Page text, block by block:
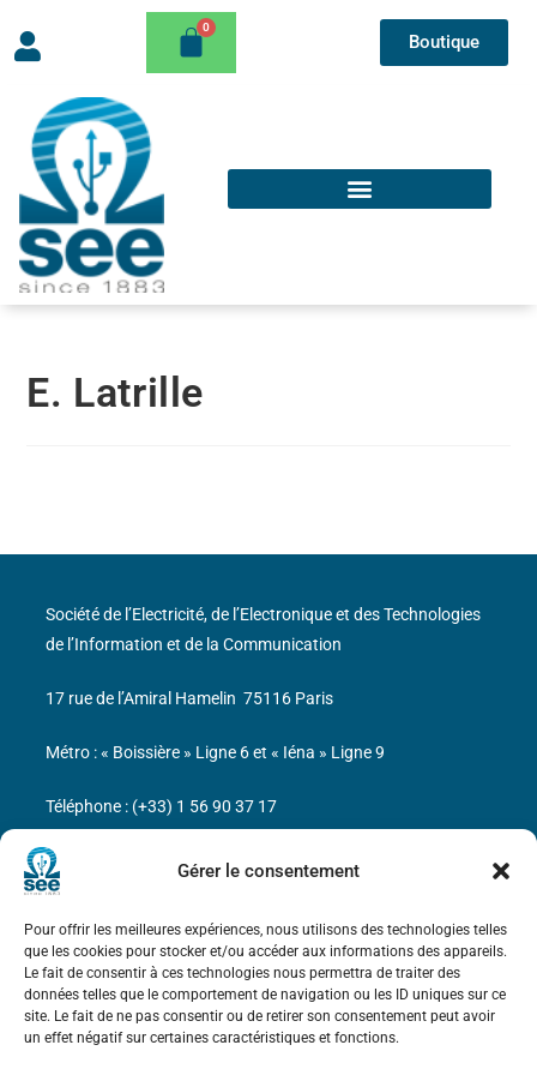
Gérer le consentement
Pour offrir les meilleures expériences, nous utilisons des technologies telles
que les cookies pour stocker et/ou accéder aux informations des appareils.
Le fait de consentir à ces technologies nous permettra de traiter des
données telles que le comportement de navigation ou les ID uniques sur ce
site. Le fait de ne pas consentir ou de retirer son consentement peut avoir
un effet négatif sur certaines caractéristiques et fonctions.
Boutique
E. Latrille
Bicentenaire des découvertes d’André-
Marie Ampère
Mentions légales
Société de l’Electricité, de l’Electronique et des Technologies
de l’Information et de la Communication
17 rue de l’Amiral Hamelin 75116 Paris
Métro : « Boissière » Ligne 6 et « Iéna » Ligne 9
Téléphone : (+33) 1 56 90 37 17
N° de SIREN : 785 393 232, Code APE : 9412Z TVA intra-
communautaire : FR44 785 393 232